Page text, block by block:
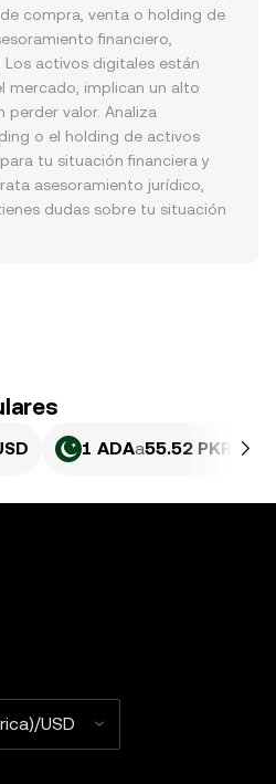
compra, venta o holding de
financiero,
activos digitales están
mercado, implican un alto
perder valor. Analiza
o el holding de activos
tu situación financiera y
asesoramiento jurídico,
dudas sobre tu situación
1 ADAa55.52 PKR
USD